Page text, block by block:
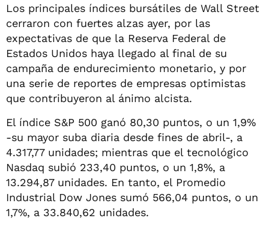
Los principales índices bursátiles de Wall Street
cerraron con fuertes alzas ayer, por las
expectativas de que la Reserva Federal de
Estados Unidos haya llegado al final de su
campaña de endurecimiento monetario, y por
una serie de reportes de empresas optimistas
que contribuyeron al ánimo alcista.
El índice S&P 500 ganó 80,30 puntos, o un 1,9%
-su mayor suba diaria desde fines de abril-, a
4.317,77 unidades; mientras que el tecnológico
Nasdaq subió 233,40 puntos, o un 1,8%, a
13.294,87 unidades. En tanto, el Promedio
Industrial Dow Jones sumó 566,04 puntos, o un
1,7%, a 33.840,62 unidades.